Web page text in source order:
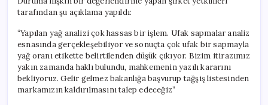
tarafından şu açıklama yapıldı:
“Yapılan yağ analizi çok hassas bir işlem. Ufak sapmalar analiz
esnasında gerçekleşebiliyor ve sonuçta çok ufak bir sapmayla
yağ oranı etikette belirtilenden düşük çıkıyor. Bizim itirazımız
yakın zamanda haklı bulundu, mahkemenin yazılı kararını
bekliyoruz. Gelir gelmez bakanlığa başvurup tağşiş listesinden
markamızın kaldırılmasını talep edeceğiz”